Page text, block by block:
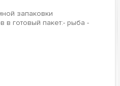
запаковки
в готовый пакет:- рыба -